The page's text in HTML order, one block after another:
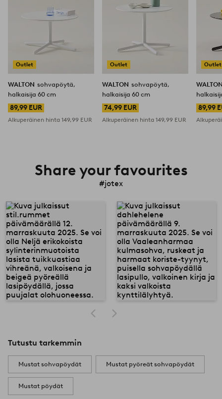
Outlet
WALTON sohvapöytä,
halkaisija 60 cm
89,99 EUR
Alkuperäinen hinta 149,99 EUR
Outlet
WALTON sohvapöytä,
halkaisija 60 cm
74,99 EUR
Alkuperäinen hinta149,99 EUR
Outlet
89,99
Share your favourites
#jotex
Tutustu tarkemmin
Mustat sohvapöydät Mustat pyöreät sohvapöydät
Mustat pöydät